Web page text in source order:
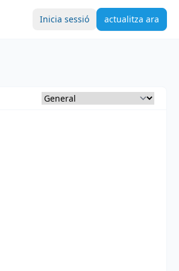
Inicia sessió actualitza ara